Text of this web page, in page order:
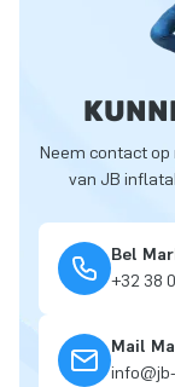
Neem contact
van JB
Bel
+32 38
Mail